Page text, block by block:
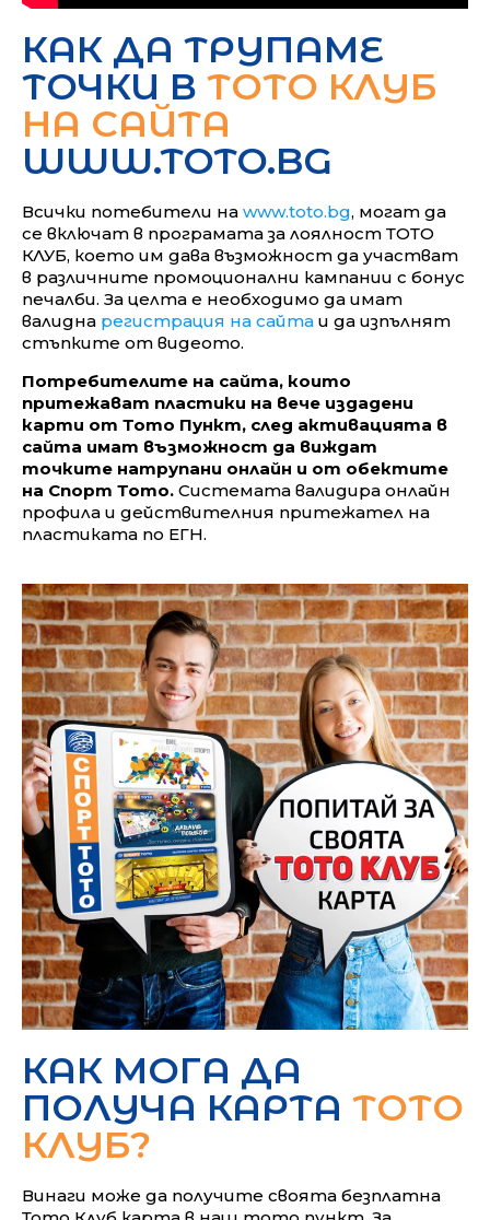
КАК ДА ТРУПАМЕ
ТОЧКИ В ТОТО КЛУБ
НА САЙТА
WWW.TOTO.BG
Всички потебители на www.toto.bg, могат да
се включат в програмата за лоялност ТОТО
КЛУБ, което им дава възможност да участват
в различните промоционални кампании с бонус
печалби. За целта е необходимо да имат
валидна регистрация на сайта и да изпълнят
стъпките от видеото.
Потребителите на сайта, които
притежават пластики на вече издадени
карти от Тото Пункт, след активацията в
сайта имат възможност да виждат
точките натрупани онлайн и от обектите
на Спорт Тото. Системата валидира онлайн
профила и действителния притежател на
пластиката по ЕГН.
КАК МОГА ДА
ПОЛУЧА КАРТА ТОТО
КЛУБ?
Винаги може да получите своята безплатна